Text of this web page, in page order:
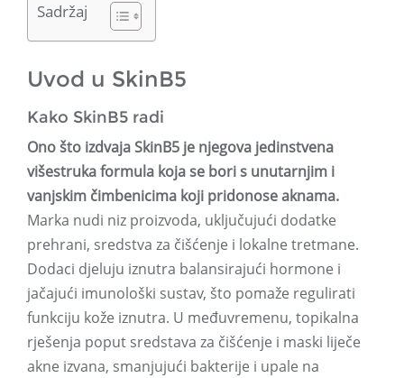
Sadržaj
Uvod u SkinB5
Kako SkinB5 radi
Ono što izdvaja SkinB5 je njegova jedinstvena
višestruka formula koja se bori s unutarnjim i
vanjskim čimbenicima koji pridonose aknama.
Marka nudi niz proizvoda, uključujući dodatke
prehrani, sredstva za čišćenje i lokalne tretmane.
Dodaci djeluju iznutra balansirajući hormone i
jačajući imunološki sustav, što pomaže regulirati
funkciju kože iznutra. U međuvremenu, topikalna
rješenja poput sredstava za čišćenje i maski liječe
akne izvana, smanjujući bakterije i upale na